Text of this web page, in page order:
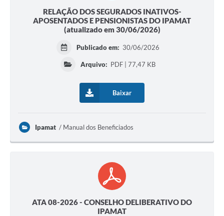
RELAÇÃO DOS SEGURADOS INATIVOS-
APOSENTADOS E PENSIONISTAS DO IPAMAT
(atualizado em 30/06/2026)
Publicado em: 30/06/2026
Arquivo: PDF | 77,47 KB
Baixar
Ipamat Manual dos Beneficiados
ATA 08-2026 - CONSELHO DELIBERATIVO DO
IPAMAT